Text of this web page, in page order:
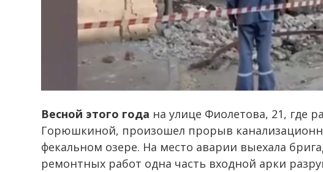
Весной этого года на улице Фиолетова, 21, где
Горюшкиной, произошел прорыв
фекальном озере. На место аварии выехала
ремонтных работ одна часть входной арки